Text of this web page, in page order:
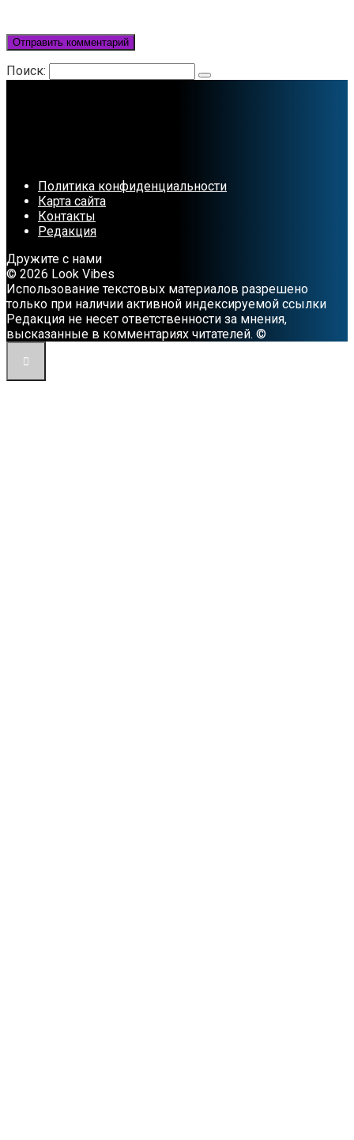
Поиск:
Политика конфиденциальности
Карта сайта
Контакты
Редакция
Дружите с нами
© 2026 Look Vibes
Использование текстовых материалов разрешено
только при наличии активной индексируемой ссылки
Редакция не несет ответственности за мнения,
высказанные в комментариях читателей. ©